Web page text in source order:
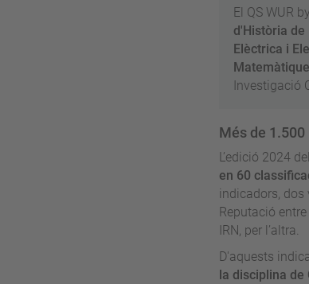
El QS WUR
d'Història de
Elèctrica i
Investigació
Més de
L’edició 2024
en 60
indicadors, dos
Reputació
IRN, per l’altra.
D'aquests
la disciplina